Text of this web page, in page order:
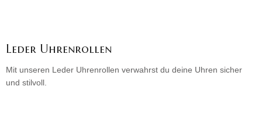
Leder Uhrenrollen
Mit unseren Leder Uhrenrollen verwahrst du deine Uhren sicher
und stilvoll.